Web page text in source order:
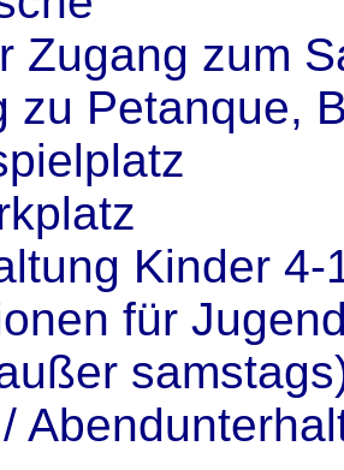
Zugang zum
zu Petanque,
Kinder
für